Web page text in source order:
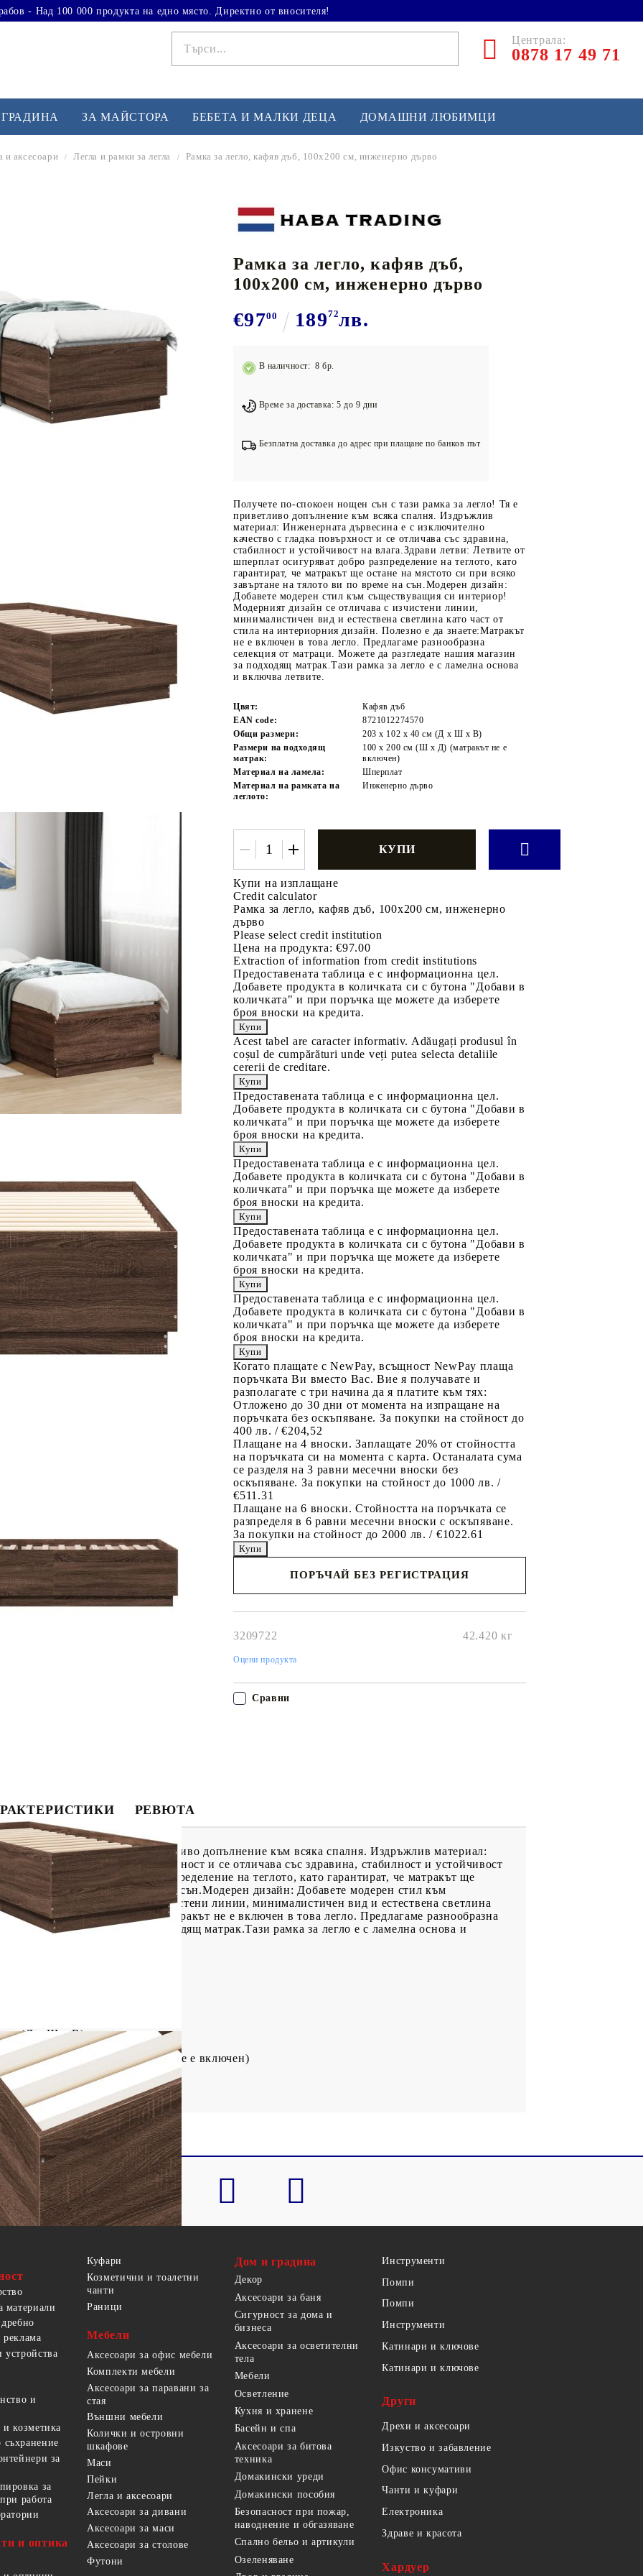
- Над 100 000 продукта на едно място. Директно от вносителя!
Централа:
0878 17 49 71
Тренажори за баланс
Подложки за фитнес уреди
Лостове за набиране
Силови кули
Йога и пилатес
Баскетбол
Бейзбол и софтбол
Хокей и лакрос
Основно спортно оборудване
ЗА МАЙСТОРА БЕБЕТА И МАЛКИ ДЕЦА ДОМАШНИ ЛЮБИМЦИ
и аксесоари Легла и рамки за легла Рамка за легло, кафяв дъб, 100x200 см, инженерно дърво
Рамка за легло, кафяв дъб,
100x200 см, инженерно дърво
€9700 18972лв.
В наличност: 8 бр.
Време за доставка: 5 до 9 дни
Безплатна доставка до адрес при плащане по банков път
Получете по-спокоен нощен сън с тази рамка за легло! Тя е
приветливо допълнение към всяка спалня. Издръжлив
материал: Инженерната дървесина е с изключително
качество с гладка повърхност и се отличава със здравина,
стабилност и устойчивост на влага.Здрави летви: Летвите от
шперплат осигуряват добро разпределение на теглото, като
гарантират, че матракът ще остане на мястото си при всяко
завъртане на тялото ви по време на сън.Модерен дизайн:
Добавете модерен стил към съществуващия си интериор!
Модерният дизайн се отличава с изчистени линии,
минималистичен вид и естествена светлина като част от
стила на интериорния дизайн. Полезно е да знаете:Матракът
не е включен в това легло. Предлагаме разнообразна
селекция от матраци. Можете да разгледате нашия магазин
за подходящ матрак.Тази рамка за легло е с ламелна основа
и включва летвите.
Цвят:
Кафяв дъб
EAN code:
8721012274570
Общи размери:
203 x 102 x 40 см (Д x Ш x В)
Размери на подходящ
матрак:
100 x 200 см (Ш x Д) (матракът не е
включен)
Материал на ламела:
Шперплат
Материал на рамката на
леглото:
Инженерно дърво
Купи на изплащане
Credit calculator
Рамка за легло, кафяв дъб, 100x200 см, инженерно
дърво
Please select credit institution
Цена на продукта: €97.00
Extraction of information from credit institutions
Предоставената таблица е с информационна цел.
Добавете продукта в количката си с бутона "Добави в
количката" и при поръчка ще можете да изберете
броя вноски на кредита.
Acest tabel are caracter informativ. Adăugați produsul în
coșul de cumpărături unde veți putea selecta detaliile
cererii de creditare.
Предоставената таблица е с информационна цел.
Добавете продукта в количката си с бутона "Добави в
количката" и при поръчка ще можете да изберете
броя вноски на кредита.
Предоставената таблица е с информационна цел.
Добавете продукта в количката си с бутона "Добави в
количката" и при поръчка ще можете да изберете
броя вноски на кредита.
Предоставената таблица е с информационна цел.
Добавете продукта в количката си с бутона "Добави в
количката" и при поръчка ще можете да изберете
броя вноски на кредита.
Предоставената таблица е с информационна цел.
Добавете продукта в количката си с бутона "Добави в
количката" и при поръчка ще можете да изберете
броя вноски на кредита.
Когато плащате с NewPay, всъщност NewPay плаща
поръчката Ви вместо Вас. Вие я получавате и
разполагате с три начина да я платите към тях:
Отложено до 30 дни от момента на изпращане на
поръчката без оскъпяване. За покупки на стойност до
400 лв. / €204,52
Плащане на 4 вноски. Заплащате 20% от стойността
на поръчката си на момента с карта. Останалата сума
се разделя на 3 равни месечни вноски без
оскъпяване. За покупки на стойност до 1000 лв. /
€511.31
Плащане на 6 вноски. Стойността на поръчката се
разпределя в 6 равни месечни вноски с оскъпяване.
За покупки на стойност до 2000 лв. / €1022.61
ПОРЪЧАЙ БЕЗ РЕГИСТРАЦИЯ
3209722 42.420 кг
Оцени продукта
Сравни
РЕВЮТА
рамка за легло! Тя е приветливо допълнение към всяка спалня. Издръжлив материал:
качество с гладка повърхност и се отличава със здравина, стабилност и устойчивост
осигуряват добро разпределение на теглото, като гарантират, че матракът ще
на тялото ви по време на сън.Модерен дизайн: Добавете модерен стил към
дизайн се отличава с изчистени линии, минималистичен вид и естествена светлина
Полезно е да знаете:Матракът не е включен в това легло. Предлагаме разнообразна
нашия магазин за подходящ матрак.Тази рамка за легло е с ламелна основа и
см (Д x Ш x В)
100 x 200 см (Ш x Д) (матракът не е включен)
материали
и
козметика
за
за
работа
и оптика
Куфари
Козметични и тоалетни
чанти
Раници
Мебели
Аксесоари за офис мебели
Комплекти мебели
Аксесоари за паравани за
стая
Външни мебели
Колички и островни
шкафове
Маси
Пейки
Легла и аксесоари
Аксесоари за дивани
Аксесоари за маси
Аксесоари за столове
Футони
Дом и градина
Декор
Аксесоари за баня
Сигурност за дома и
бизнеса
Аксесоари за осветителни
тела
Мебели
Осветление
Кухня и хранене
Басейн и спа
Аксесоари за битова
техника
Домакински уреди
Домакински пособия
Безопасност при пожар,
наводнение и обгазяване
Спално бельо и артикули
Озеленяване
Инструменти
Помпи
Помпи
Инструменти
Катинари и ключове
Катинари и ключове
Други
Дрехи и аксесоари
Изкуство и забавление
Офис консумативи
Чанти и куфари
Електроника
Здраве и красота
Хардуер